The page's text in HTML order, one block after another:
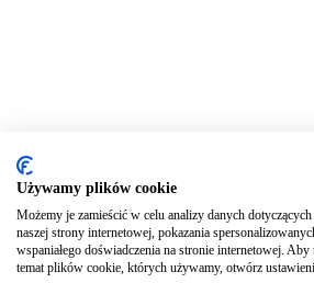
Używamy plików cookie
Możemy je zamieścić w celu analizy danych
naszej strony internetowej, pokazania
wspaniałego doświadczenia na stronie internetowej.
temat plików cookie, których używamy, otwórz